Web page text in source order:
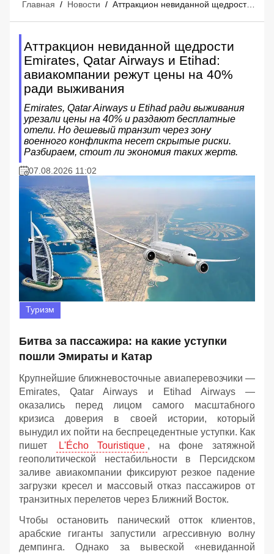
Главная / Новости / Аттракцион невиданной щедрости Emirates, Qatar Airways и Etihad: авиакомпании режут цены на 40% ради выживания
Аттракцион невиданной щедрости
Emirates, Qatar Airways и Etihad:
авиакомпании режут цены на 40%
ради выживания
Emirates, Qatar Airways и Etihad ради выживания
урезали цены на 40% и раздают бесплатные
отели. Но дешевый транзит через зону
военного конфликта несет скрытые риски.
Разбираем, стоит ли экономия таких жертв.
07.08.2026 11:02
Туризм
Битва за пассажира: на какие уступки
пошли Эмираты и Катар
Крупнейшие ближневосточные авиаперевозчики —
Emirates, Qatar Airways и Etihad Airways —
оказались перед лицом самого масштабного
кризиса доверия в своей истории, который
вынудил их пойти на беспрецедентные уступки. Как
пишет
L'Écho Touristique , на фоне затяжной
геополитической нестабильности в Персидском
заливе авиакомпании фиксируют резкое падение
загрузки кресел и массовый отказ пассажиров от
транзитных перелетов через Ближний Восток.
Чтобы остановить панический отток клиентов,
арабские гиганты запустили агрессивную волну
демпинга. Однако за вывеской «невиданной